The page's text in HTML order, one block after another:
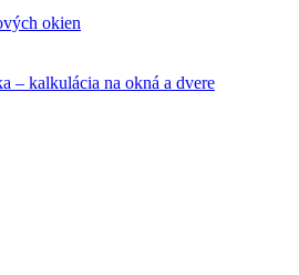
okien
– kalkulácia na okná a dvere